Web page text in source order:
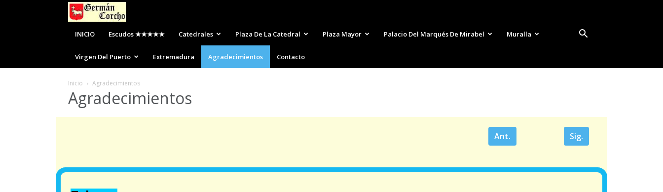
de
Plasencia
INICIO Escudos ★★★★★ Catedrales Plaza De La Catedral Plaza Mayor Palacio Del Marqués De Mirabel Muralla
Virgen Del Puerto Extremadura Agradecimientos Contacto
Inicio Agradecimientos
Agradecimientos
Ant. Sig.